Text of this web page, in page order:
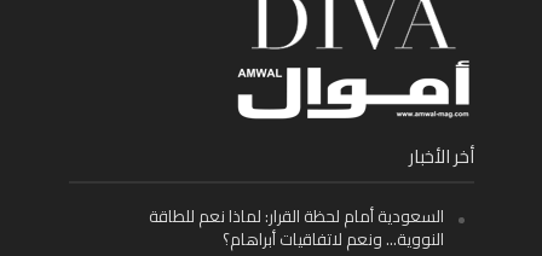
أخر الأخبار
السعودية أمام لحظة القرار: لماذا نعم للطاقة
النووية… ونعم لاتفاقيات أبراهام؟